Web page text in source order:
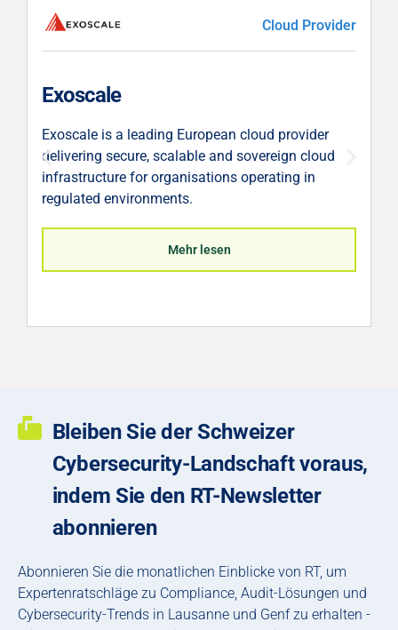
Cloud Provider
Exoscale
Exoscale is a leading European cloud provider
delivering secure, scalable and sovereign cloud
infrastructure for organisations operating in
regulated environments.
Mehr lesen
Bleiben Sie der Schweizer
Cybersecurity-Landschaft voraus,
indem Sie den RT-Newsletter
abonnieren
Abonnieren Sie die monatlichen Einblicke von RT, um
Expertenratschläge zu Compliance, Audit-Lösungen und
Cybersecurity-Trends in Lausanne und Genf zu erhalten -